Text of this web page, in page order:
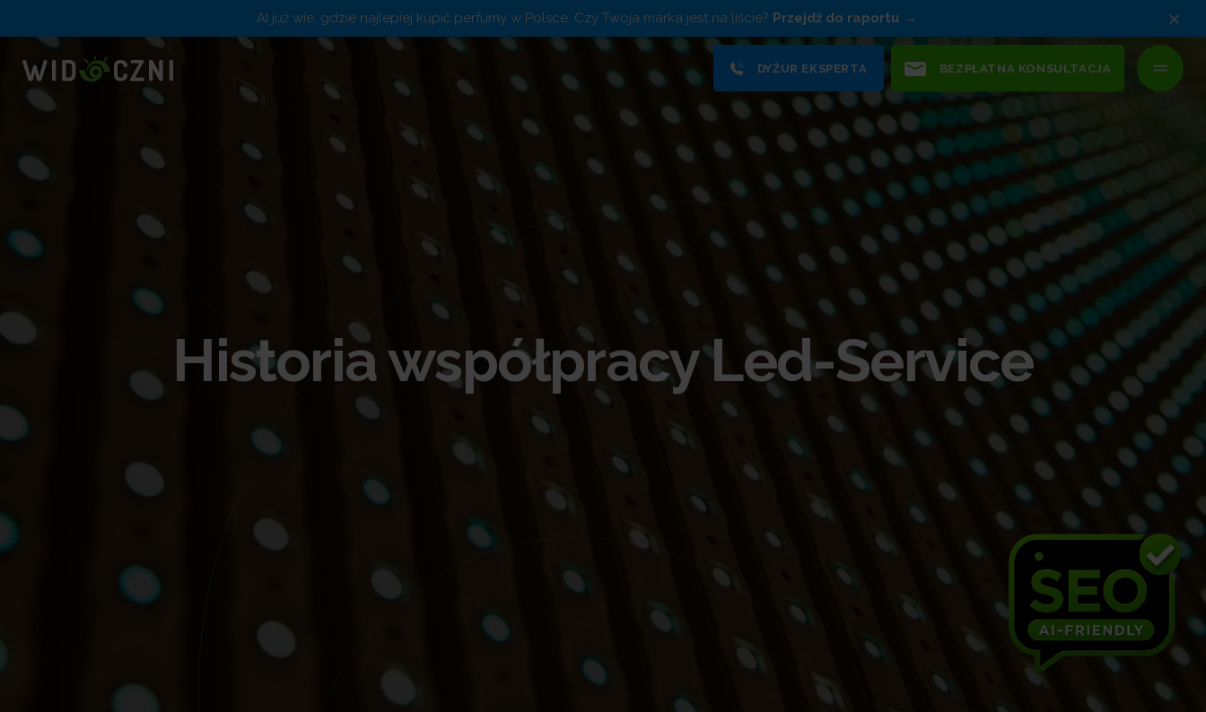
AI już wie, gdzie najlepiej kupić perfumy w Polsce. Czy Twoja marka jest na liście? Przejdź do raportu ×
DYŻUR EKSPERTA BEZPŁATNA KONSULTACJA
Historia współpracy Led-Service